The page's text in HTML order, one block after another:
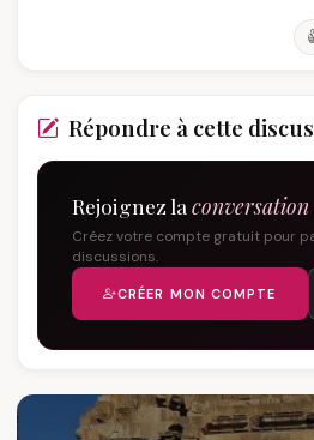
Répondre à cette
Rejoignez la conversation
Créez votre compte gratuit pour
discussions.
CRÉER MON COMPTE